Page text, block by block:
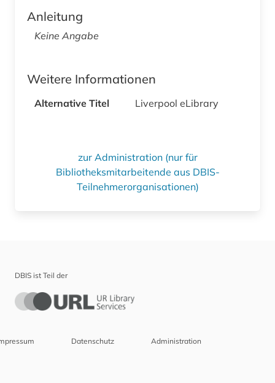
Anleitung
Keine Angabe
Weitere Informationen
Alternative Titel Liverpool eLibrary
zur Administration (nur für
Bibliotheksmitarbeitende aus DBIS-
Teilnehmerorganisationen)
DBIS ist Teil der
Datenschutz Administration